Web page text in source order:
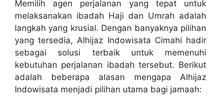
Memilih agen perjalanan yang tepat untuk
melaksanakan ibadah Haji dan Umrah adalah
langkah yang krusial. Dengan banyaknya pilihan
yang tersedia, Alhijaz Indowisata Cimahi hadir
sebagai solusi terbaik untuk memenuhi
kebutuhan perjalanan ibadah tersebut. Berikut
adalah beberapa alasan mengapa Alhijaz
Indowisata menjadi pilihan utama bagi jamaah: